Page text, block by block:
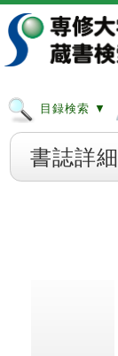
目録検索 ▼
書誌詳細